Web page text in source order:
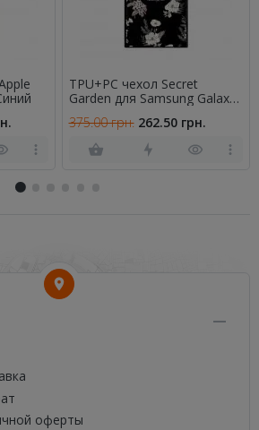
TPU+PC чехол Secret
Garden для Samsung Galaxy
375.00 грн. 262.50 грн.
оферты